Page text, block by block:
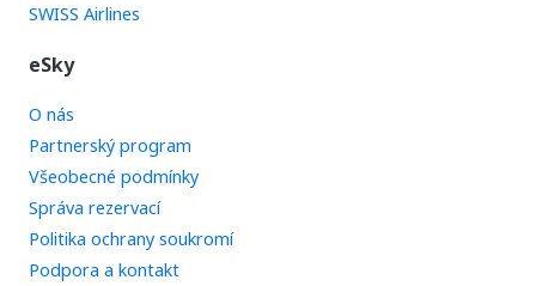
SWISS Airlines
eSky
O nás
Partnerský program
Všeobecné podmínky
Správa rezervací
Politika ochrany soukromí
Podpora a kontakt